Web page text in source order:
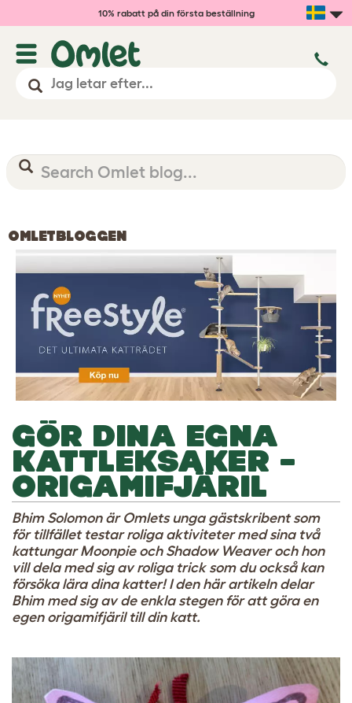
10% rabatt på din första beställning
OMLETBLOGGEN
GÖR DINA EGNA
KATTLEKSAKER –
ORIGAMIFJÄRIL
Bhim Solomon är Omlets unga gästskribent som
för tillfället testar roliga aktiviteter med sina två
kattungar Moonpie och Shadow Weaver och hon
vill dela med sig av roliga trick som du också kan
försöka lära dina katter! I den här artikeln delar
Bhim med sig av de enkla stegen för att göra en
egen origamifjäril till din katt.